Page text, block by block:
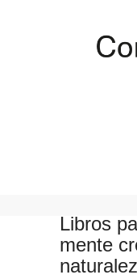
---
Eventos
Espacios
Materiales
Libros
mente